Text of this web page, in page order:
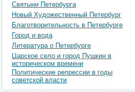
Святыни Петербурга
Новый Художественный Петербург
Благотворительность в Петербурге
Город и вода
Литература о Петербурге
Царское село и город Пушкин в
историческом времени
Политические репрессии в годы
советской власти